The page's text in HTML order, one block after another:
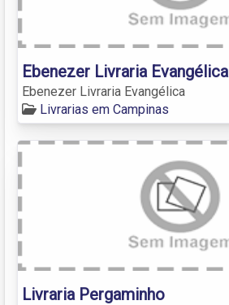
Ebenezer Livraria Evangélica
Ebenezer Livraria Evangélica
Livrarias em Campinas
Livraria Pergaminho